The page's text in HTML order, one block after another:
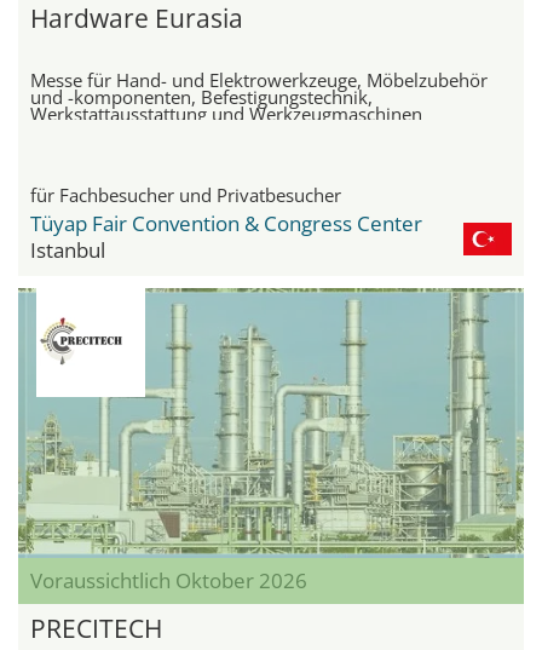
Hardware Eurasia
Messe für Hand- und Elektrowerkzeuge, Möbelzubehör
und -komponenten, Befestigungstechnik,
Werkstattausstattung und Werkzeugmaschinen
für Fachbesucher und Privatbesucher
Tüyap Fair Convention & Congress Center
Istanbul
Voraussichtlich Oktober 2026
PRECITECH